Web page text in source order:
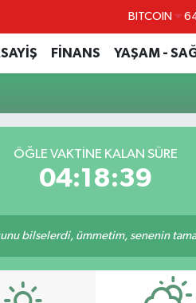
BITCOIN
DOLAR
EURO
FİNANS YAŞAM -
ÖĞLE VAKTINE KALAN SÜRE
04:18:39
bilselerdi, ümmetim, senenin